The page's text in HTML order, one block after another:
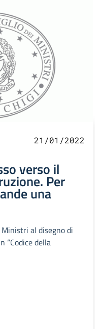
21/01/2022
verso il
Per
una
al disegno di
“Codice della